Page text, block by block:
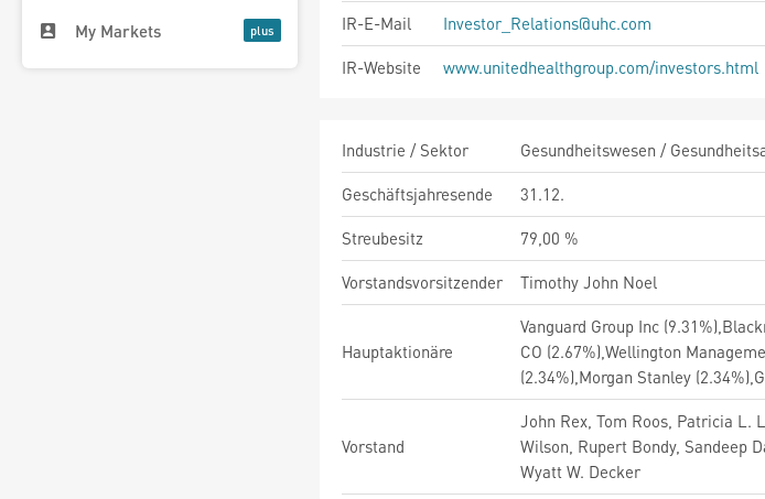
My Markets
IR-E-Mail
Investor_Relations@uhc.com
IR-Website
www.unitedhealthgroup.com/investors.html
Industrie / Sektor
Gesundheitswesen /
Geschäftsjahresende
31.12.
Streubesitz
79,00 %
Vorstandsvorsitzender
Timothy John Noel
Hauptaktionäre
Vanguard Group Inc
CO (2.67%),Wellington
(2.34%),Morgan Stanley
Vorstand
John Rex, Tom Roos, Patricia L.
Wilson, Rupert Bondy, Sandeep
Wyatt W. Decker